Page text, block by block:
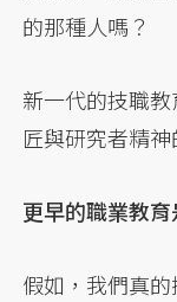
的那種人嗎？
新一代的技職
匠與研究者精神
更早的職業教育
假如，我們真